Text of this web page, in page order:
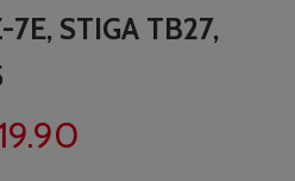
STIGA TB27,